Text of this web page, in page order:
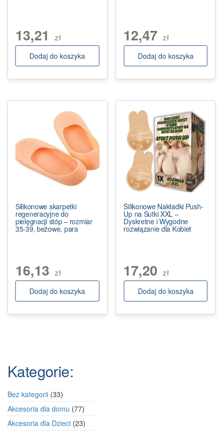
13,21 zł
Dodaj do koszyka
12,47 zł
Dodaj do koszyka
Silikonowe skarpetki
regeneracyjne do
pielęgnacji stóp – rozmiar
35-39, beżowe, para
16,13 zł
Dodaj do koszyka
Silikonowe Nakładki Push-
Up na Sutki XXL –
Dyskretne i Wygodne
rozwiązanie dla Kobiet
17,20 zł
Dodaj do koszyka
Kategorie:
Bez kategorii 3333
Akcesoria dla domu 7777
Akcesoria dla Dzieci 2323